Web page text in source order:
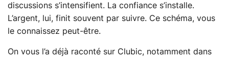
discussions s’intensifient. La confiance s’installe.
L’argent, lui, finit souvent par suivre. Ce schéma, vous
le connaissez peut-être.
On vous l’a déjà raconté sur Clubic, notamment dans